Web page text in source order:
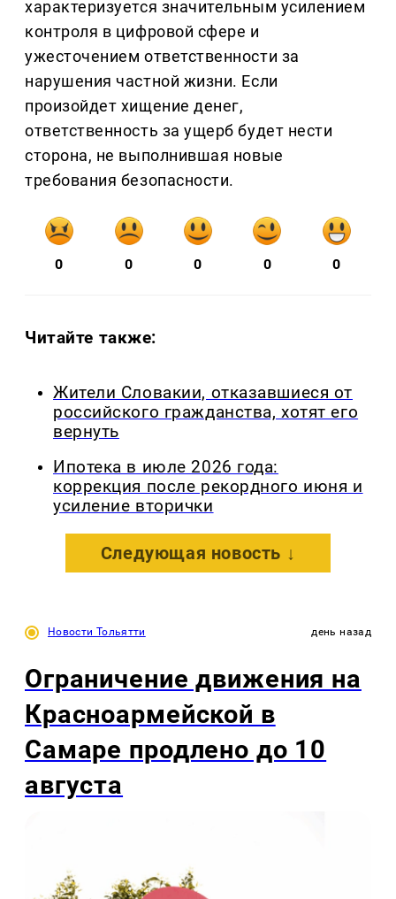
характеризуется значительным усилением
контроля в цифровой сфере и
ужесточением ответственности за
нарушения частной жизни. Если
произойдет хищение денег,
ответственность за ущерб будет нести
сторона, не выполнившая новые
требования безопасности.
0 0 0 0 0
Читайте также:
Жители Словакии, отказавшиеся от
российского гражданства, хотят его
вернуть
Ипотека в июле 2026 года:
коррекция после рекордного июня и
усиление вторички
Следующая новость ↓
Новости Тольятти день назад
Ограничение движения на
Красноармейской в
Самаре продлено до 10
августа